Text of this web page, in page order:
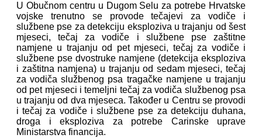
U Obučnom centru u Dugom Selu za potrebe Hrvatske
vojske trenutno se provode tečajevi za vodiče i
službene pse za detekciju eksploziva u trajanju od šest
mjeseci, tečaj za vodiče i službene pse zaštitne
namjene u trajanju od pet mjeseci, tečaj za vodiče i
službene pse dvostruke namjene (detekcija eksploziva
i zaštitna namjena) u trajanju od sedam mjeseci, tečaj
za vodiča službenog psa tragačke namjene u trajanju
od pet mjeseci i temeljni tečaj za vodiča službenog psa
u trajanju od dva mjeseca. Također u Centru se provodi
i tečaj za vodiče i službene pse za detekciju duhana,
droga i eksploziva za potrebe Carinske uprave
Ministarstva financija.